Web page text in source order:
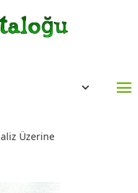
Üzerine